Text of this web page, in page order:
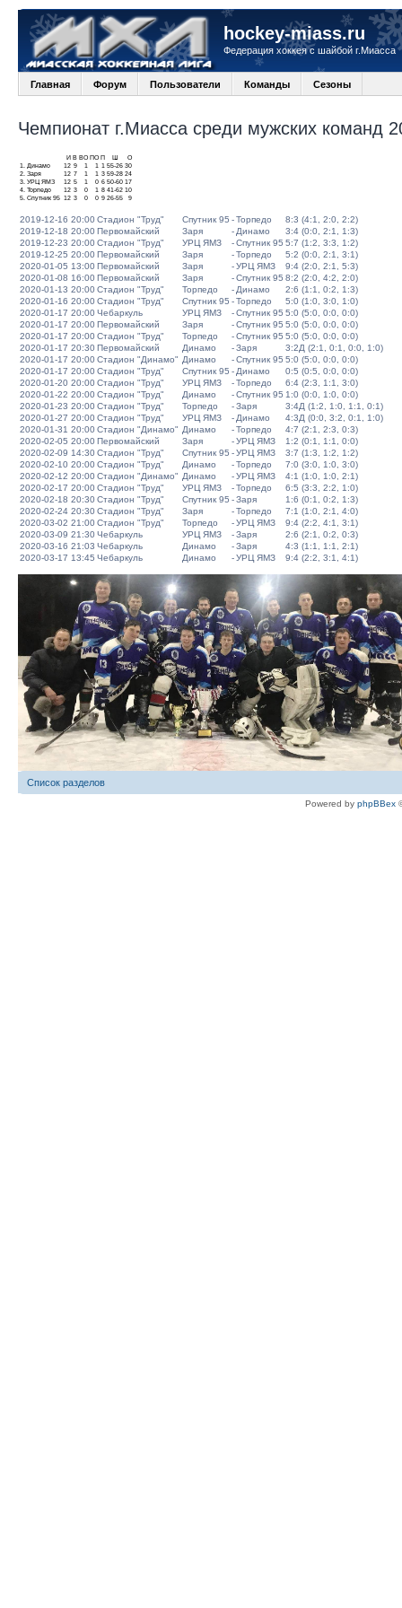
hockey-miass.ru
Федерация хоккея с шайбой г.Миасса
Главная Форум Пользователи Команды Сезоны
Чемпионат г.Миасса среди мужских команд
И В ВО ПО П
О
1.
Динамо 12 9 1 1 1 55-26 30
2. Заря 12 7 1 1 3 59-28 24
3. УРЦ ЯМЗ 12 5 1 0 6 50-60 17
4. Торпедо 12 3 0 1 8 41-62 10
5. Спутник 95 12 3 0 0 9 26-55 9
2019-12-16 20:00Стадион "Труд" Спутник 95 -Торпедо
8:3 (4:1, 2:0, 2:2)
2019-12-18 20:00Первомайский Заря - Динамо
3:4 (0:0, 2:1, 1:3)
2019-12-23 20:00Стадион "Труд" УРЦ ЯМЗ -Спутник 95 5:7 (1:2, 3:3, 1:2)
2019-12-25 20:00Первомайский Заря -Торпедо
5:2 (0:0, 2:1, 3:1)
2020-01-05 13:00Первомайский Заря -УРЦ ЯМЗ
9:4 (2:0, 2:1, 5:3)
2020-01-08 16:00Первомайский Заря -Спутник 95 8:2 (2:0, 4:2, 2:0)
2020-01-13 20:00Стадион "Труд" Торпедо - Динамо
2:6 (1:1, 0:2, 1:3)
2020-01-16 20:00Стадион "Труд" Спутник 95 -Торпедо
5:0 (1:0, 3:0, 1:0)
2020-01-17 20:00Чебаркуль УРЦ ЯМЗ -Спутник 95 5:0 (5:0, 0:0, 0:0)
2020-01-17 20:00Первомайский Заря -Спутник 95 5:0 (5:0, 0:0, 0:0)
2020-01-17 20:00Стадион "Труд" Торпедо -Спутник 95 5:0 (5:0, 0:0, 0:0)
2020-01-17 20:30Первомайский Динамо -Заря
3:2Д (2:1, 0:1, 0:0, 1:0)
2020-01-17 20:00Стадион "Динамо" Динамо -Спутник 95 5:0 (5:0, 0:0, 0:0)
2020-01-17 20:00Стадион "Труд" Спутник 95 - Динамо
0:5 (0:5, 0:0, 0:0)
2020-01-20 20:00Стадион "Труд" УРЦ ЯМЗ -Торпедо
6:4 (2:3, 1:1, 3:0)
2020-01-22 20:00Стадион "Труд" Динамо -Спутник 95 1:0 (0:0, 1:0, 0:0)
2020-01-23 20:00Стадион "Труд" Торпедо -Заря
3:4Д (1:2, 1:0, 1:1, 0:1)
2020-01-27 20:00Стадион "Труд" УРЦ ЯМЗ - Динамо
4:3Д (0:0, 3:2, 0:1, 1:0)
2020-01-31 20:00Стадион "Динамо" Динамо -Торпедо
4:7 (2:1, 2:3, 0:3)
2020-02-05 20:00Первомайский Заря -УРЦ ЯМЗ
1:2 (0:1, 1:1, 0:0)
2020-02-09 14:30Стадион "Труд" Спутник 95 -УРЦ ЯМЗ
3:7 (1:3, 1:2, 1:2)
2020-02-10 20:00Стадион "Труд" Динамо -Торпедо
7:0 (3:0, 1:0, 3:0)
2020-02-12 20:00Стадион "Динамо" Динамо -УРЦ ЯМЗ
4:1 (1:0, 1:0, 2:1)
2020-02-17 20:00Стадион "Труд" УРЦ ЯМЗ -Торпедо
6:5 (3:3, 2:2, 1:0)
2020-02-18 20:30Стадион "Труд" Спутник 95 -Заря
1:6 (0:1, 0:2, 1:3)
2020-02-24 20:30Стадион "Труд" Заря -Торпедо
7:1 (1:0, 2:1, 4:0)
2020-03-02 21:00Стадион "Труд" Торпедо -УРЦ ЯМЗ
9:4 (2:2, 4:1, 3:1)
2020-03-09 21:30Чебаркуль УРЦ ЯМЗ -Заря
2:6 (2:1, 0:2, 0:3)
2020-03-16 21:03 Чебаркуль Динамо -Заря
4:3 (1:1, 1:1, 2:1)
2020-03-17 13:45 Чебаркуль Динамо -УРЦ ЯМЗ 9:4 (2:2, 3:1, 4:1)
Список разделов
Powered by phpBBex